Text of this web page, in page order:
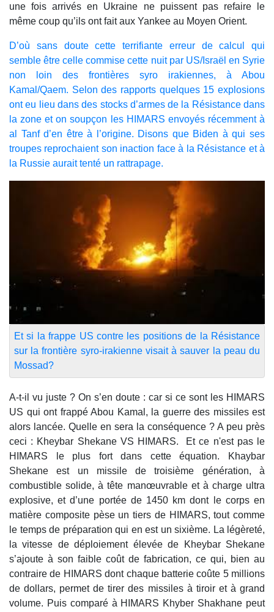
une fois arrivés en Ukraine ne puissent pas refaire le
même coup qu’ils ont fait aux Yankee au Moyen Orient.
D’où sans doute cette terrifiante erreur de calcul qui
semble être celle commise cette nuit par US/Israël en Syrie
non loin des frontières syro irakiennes, à Abou
Kamal/Qaem. Selon des rapports quelques 15 explosions
ont eu lieu dans des stocks d’armes de la Résistance dans
la zone et on soupçon les HIMARS envoyés récemment à
al Tanf d’en être à l’origine. Disons que Biden à qui ses
troupes reprochaient son inaction face à la Résistance et à
la Russie aurait tenté un rattrapage.
Et si la frappe US contre les positions de la Résistance
sur la frontière syro-irakienne visait à sauver la peau du
Mossad?
A-t-il vu juste ? On s’en doute : car si ce sont les HIMARS
US qui ont frappé Abou Kamal, la guerre des missiles est
alors lancée. Quelle en sera la conséquence ? A peu près
ceci : Kheybar Shekane VS HIMARS. Et ce n'est pas le
HIMARS le plus fort dans cette équation. Khaybar
Shekane est un missile de troisième génération, à
combustible solide, à tête manœuvrable et à charge ultra
explosive, et d’une portée de 1450 km dont le corps en
matière composite pèse un tiers de HIMARS, tout comme
le temps de préparation qui en est un sixième. La légèreté,
la vitesse de déploiement élevée de Kheybar Shekane
s’ajoute à son faible coût de fabrication, ce qui, bien au
contraire de HIMARS dont chaque batterie coûte 5 millions
de dollars, permet de tirer des missiles à tiroir et à grand
volume. Puis comparé à HIMARS Khyber Shakhane peut